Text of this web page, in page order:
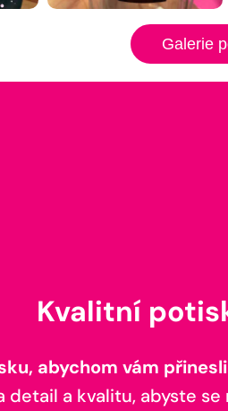
Galerie
Kvalitní
abychom vám
detail a kvalitu, abyste